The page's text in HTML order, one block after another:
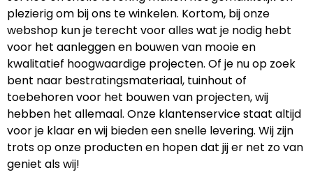
plezierig om bij ons te winkelen. Kortom, bij onze
webshop kun je terecht voor alles wat je nodig hebt
voor het aanleggen en bouwen van mooie en
kwalitatief hoogwaardige projecten. Of je nu op zoek
bent naar bestratingsmateriaal, tuinhout of
toebehoren voor het bouwen van projecten, wij
hebben het allemaal. Onze klantenservice staat altijd
voor je klaar en wij bieden een snelle levering. Wij zijn
trots op onze producten en hopen dat jij er net zo van
geniet als wij!